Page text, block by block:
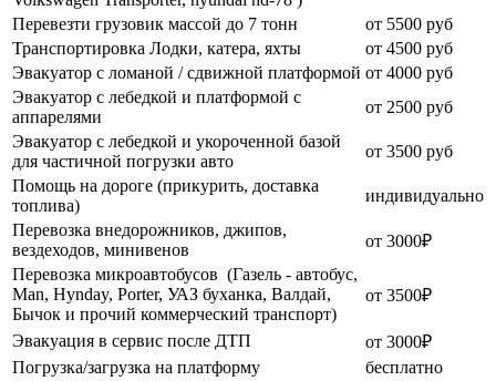
Перевезти грузовик массой до 7 тонн
от 5500 руб
Транспортировка Лодки, катера, яхты
от 4500 руб
Эвакуатор c ломаной / сдвижной платформой от 4000 руб
Эвакуатор с лебедкой и платформой с
аппарелями
от 2500 руб
Эвакуатор с лебедкой и укороченной базой
для частичной погрузки авто
от 3500 руб
Помощь на дороге (прикурить, доставка
топлива)
индивидуально
Перевозка внедорожников, джипов,
вездеходов, минивенов
от 3000₽
Перевозка микроавтобусов (Газель - автобус,
Man, Hynday, Porter, УАЗ буханка, Валдай,
Бычок и прочий коммерческий транспорт)
от 3500₽
Эвакуация в сервис после ДТП
от 3000₽
Погрузка/загрузка на платформу
бесплатно